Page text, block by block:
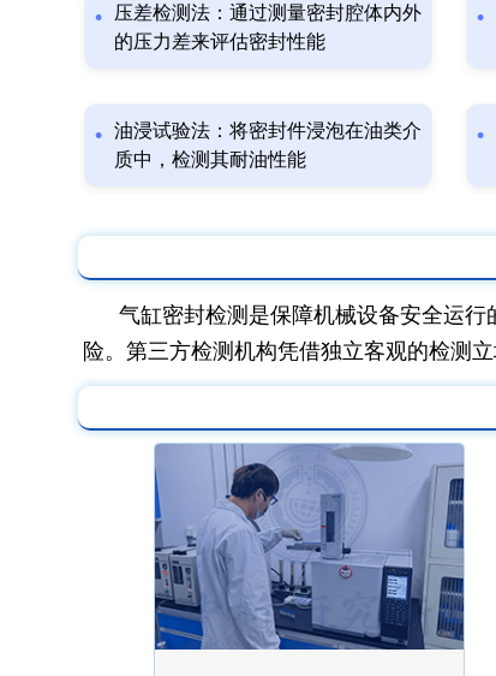
压差检测法：通过测量密封腔体内外
的压力差来评估密封性能
油浸试验法：将密封件浸泡在油类介
质中，检测其耐油性能
气缸密封检测是保障机械设备安全运
险。第三方检测机构凭借独立客观的检测